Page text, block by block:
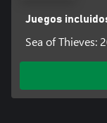
Juegos
Sea of Thieves: